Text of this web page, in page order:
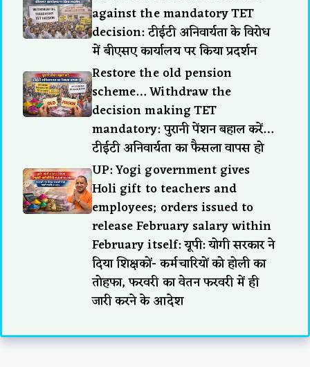
against the mandatory TET
decision: टीईटी अनिवार्यता के विरोध
में बीएसए कार्यालय पर किया प्रदर्शन
Restore the old pension
scheme… Withdraw the
decision making TET
mandatory: पुरानी पेंशन बहाल करें…
टीईटी अनिवार्यता का फैसला वापस हो
UP: Yogi government gives
Holi gift to teachers and
employees; orders issued to
release February salary within
February itself: यूपी: योगी सरकार ने
दिया शिक्षकों- कर्मचारियों को होली का
तोहफा, फरवरी का वेतन फरवरी में ही
जारी करने के आदेश